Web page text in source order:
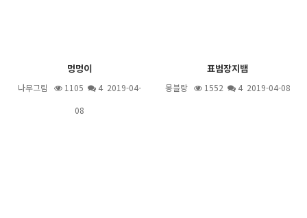
멍멍이
나무그림 1105 42019-04-
08
표범장지뱀
몽블랑 1552 42019-04-08